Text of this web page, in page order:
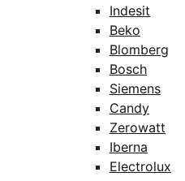
Indesit
Beko
Blomberg
Bosch
Siemens
Candy
Zerowatt
Iberna
Electrolux